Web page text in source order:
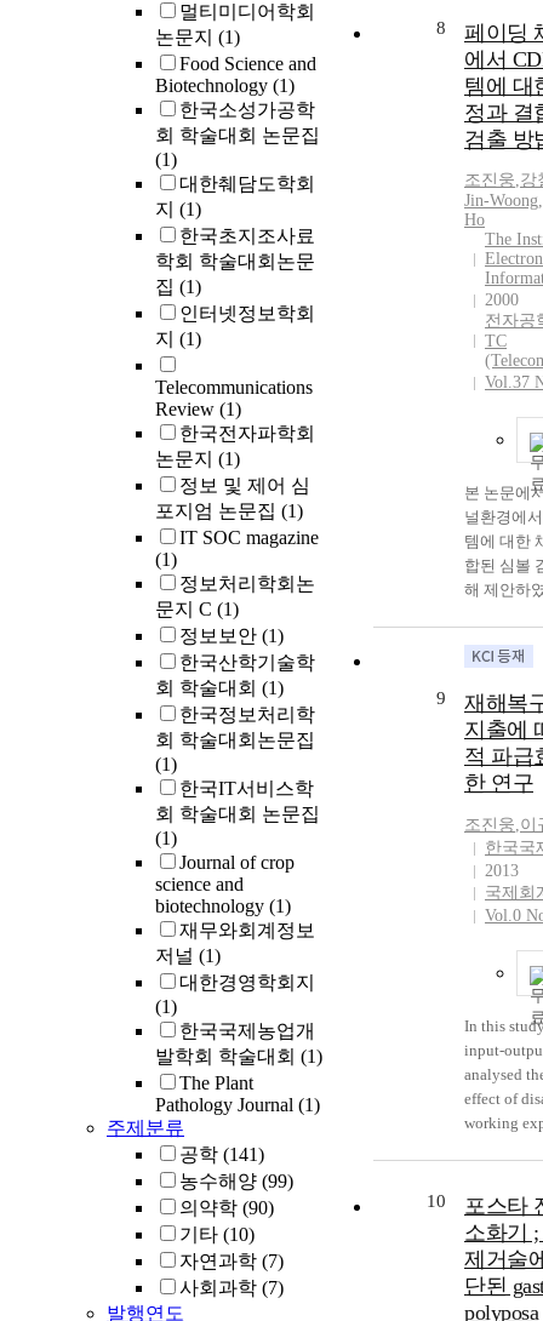
멀티미디어학회
논문지 (1)
Food Science and
Biotechnology (1)
한국소성가공학
회 학술대회 논문집
(1)
대한췌담도학회
지 (1)
한국초지조사료
학회 학술대회논문
집 (1)
인터넷정보학회
지 (1)
Telecommunications
Review (1)
한국전자파학회
논문지 (1)
정보 및 제어 심
포지엄 논문집 (1)
IT SOC magazine
(1)
정보처리학회논
문지 C (1)
정보보안 (1)
한국산학기술학
회 학술대회 (1)
한국정보처리학
회 학술대회논문집
(1)
한국IT서비스학
회 학술대회 논문집
(1)
Journal of crop
science and
biotechnology (1)
재무와회계정보
저널 (1)
대한경영학회지
(1)
한국국제농업개
발학회 학술대회 (1)
The Plant
Pathology Journal (1)
주제분류
공학 (141)
농수해양 (99)
의약학 (90)
기타 (10)
자연과학 (7)
사회과학 (7)
발행연도
long-term
system is
pattern of
metastases
complex.
esophageal
frequently
skipped
minimal
sentinel
cannot be
Korea,
cancer
although
started to
recently.
reports
and
Union for
Cancer
Joint
Cancer
both
separately
differ in
lymph
and
tumor
effective
treatment
mucosal
to the
absolute
a lesion
the
can be
resection if
not
8
페이딩
에서
템에 대
정과 결
검출 방
조진웅,강
Jin-Woong,
Ho
The
2000
전자공
TC
Vol.37
본 논문에
널환경에
템에 대한
합된 심볼
해 제안하
길이를 배
과의 조합
다. 첫째 방
호를 이용
법과 제안
째 방법은
정지향 채
(Decision-
Channel
을 결합시
지막으로,
의
Gaussian
줄이기 위
된 평균 채
(Averaged
방법에 결
하여 커다
과가 있음
레이션을
였다.
9
재해복
지출에
적 파급
한 연구
조진웅,이
한국국
2013
국제회
Vol.0
In this
input-
analysed
effect of
working
and added
billion, the
has been
disaster
operations
equal to
10
포스타
소화기
제거술
단된
polyposa